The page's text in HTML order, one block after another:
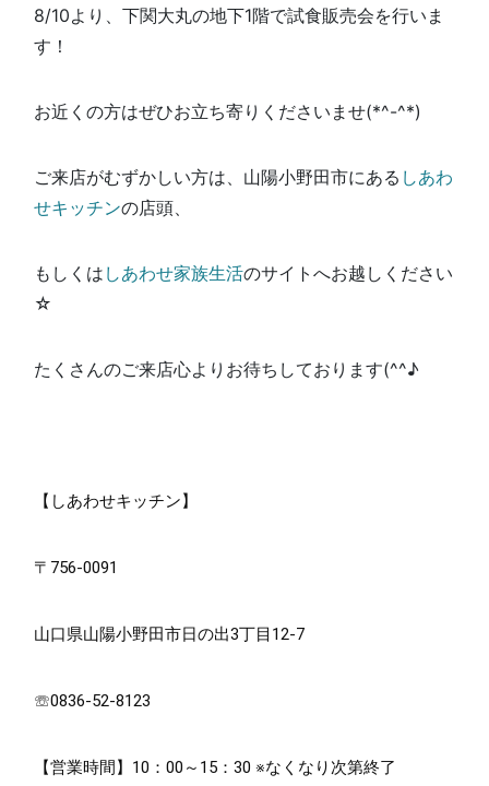
8/10より、下関大丸の地下1階で試食販売会を行いま
す！
お近くの方はぜひお立ち寄りくださいませ(*^-^*)
ご来店がむずかしい方は、山陽小野田市にある しあわ
せキッチンの店頭、
もしくは しあわせ家族生活のサイトへお越しください
☆
たくさんのご来店心よりお待ちしております(^^♪
【しあわせキッチン】
〒756-0091
山口県山陽小野田市日の出3丁目12-7
☏0836-52-8123
【営業時間】10：00～15：30 ※なくなり次第終了